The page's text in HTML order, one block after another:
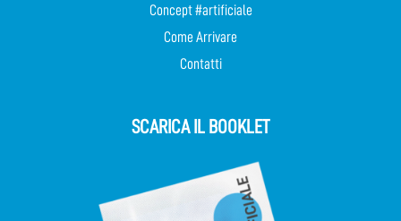
Concept #artificiale
Come Arrivare
Contatti
SCARICA IL BOOKLET